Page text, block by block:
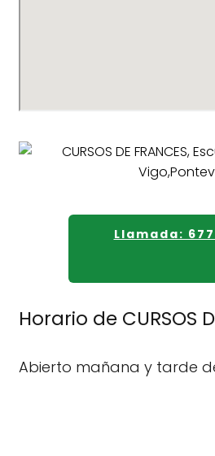
Llamada:
Horario de CURSOS
Abierto mañana y tarde